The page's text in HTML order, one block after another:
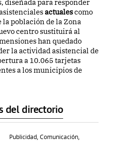
actualescomo
población de la Zona
centro sustituirá al
han quedado
la actividad asistencial de
a 10.065 tarjetas
a los municipios de
del directorio
Publicidad, Comunicación,